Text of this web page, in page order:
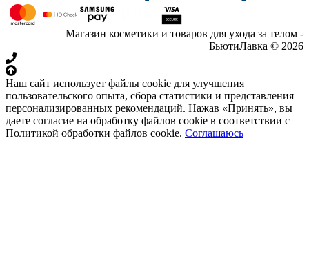
Магазин косметики и товаров для ухода за телом -
БьютиЛавка © 2026
Наш сайт использует файлы cookie для улучшения
пользовательского опыта, сбора статистики и представления
персонализированных рекомендаций. Нажав «Принять», вы
даете согласие на обработку файлов cookie в соответствии с
Политикой обработки файлов cookie. Соглашаюсь